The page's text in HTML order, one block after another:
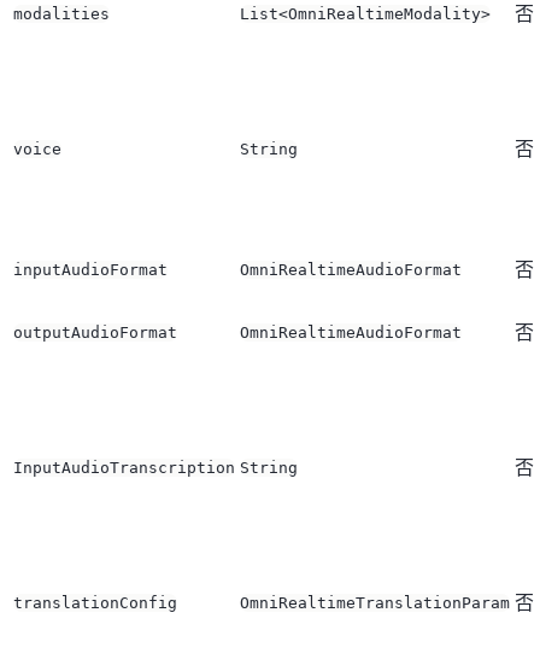
modalities List<OmniRealtimeModality> 否
voice String 否
inputAudioFormat OmniRealtimeAudioFormat 否
outputAudioFormat OmniRealtimeAudioFormat 否
InputAudioTranscription String 否
translationConfig OmniRealtimeTranslationParam 否